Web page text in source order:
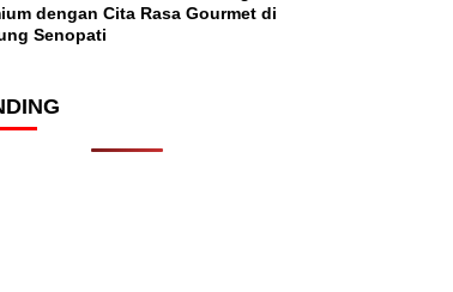
dengan Cita Rasa Gourmet di
Senopati